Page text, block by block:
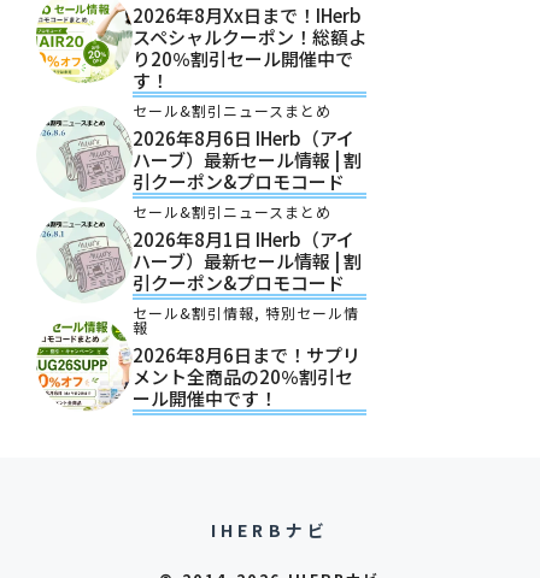
2026年8月xx日まで！iHerb
スペシャルクーポン！総額よ
り20％割引セール開催中で
す！
セール&割引ニュースまとめ
2026年8月6日 IHerb（アイ
ハーブ）最新セール情報 | 割
引クーポン&プロモコード
セール&割引ニュースまとめ
2026年8月1日 IHerb（アイ
ハーブ）最新セール情報 | 割
引クーポン&プロモコード
セール&割引情報, 特別セール情
報
2026年8月6日まで！サプリ
メント全商品の20％割引セ
ール開催中です！
IHERBナビ